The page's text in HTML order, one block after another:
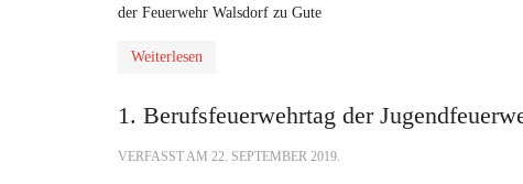
der Feuerwehr Walsdorf zu Gute
Weiterlesen
1. Berufsfeuerwehrtag der
VERFASST AM 22. SEPTEMBER 2019.